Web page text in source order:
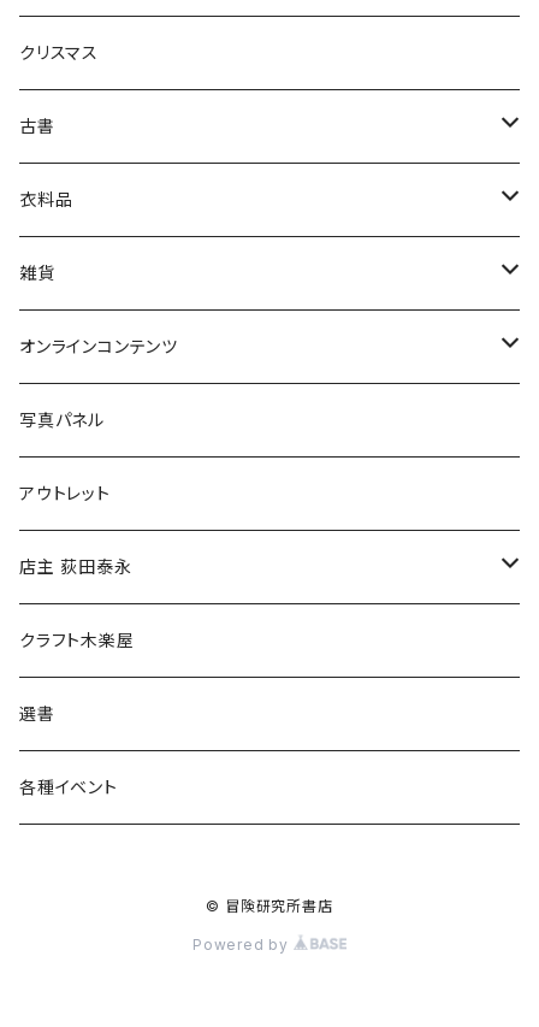
芸術・絵画・写真
絵本・児童書
娯楽・エンターテインメント
クリスマス
古書
古書セット
美術
衣料品
POLEWARDS
Tシャツ
雑貨
バッグ
ブックカバー
マグカップ
傘
食料品
その他
オンラインコンテンツ
冒険クロストーク
写真パネル
アウトレット
店主 荻田泰永
書籍
ウェア
クラフト木楽屋
選書
各種イベント
© 冒険研究所書店
Powered by